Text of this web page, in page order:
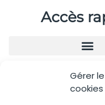
Gérer
cookies
Accès
Nous